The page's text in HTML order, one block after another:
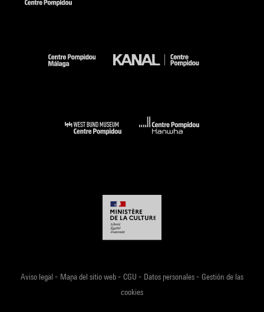
Aviso legal - Mapa del sitio web- CGU - Datos personales- Gestión de las
cookies